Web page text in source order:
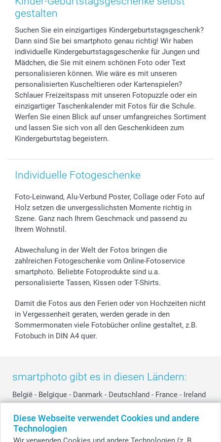
Diese Webseite verwendet Cookies und andere
Technologien
Foto-Kalender & Agenden
Geschenk-Gutscheine (PDF)
Impressum
Partnerprogramme
Investor Relations
B2B smartbusiness
Widerrufsrecht
Vatertag
Hochzeit
Geburtstag
Geburt
Zu allen Anlässen
Lieferfristen
Zahlungsmöglichkeiten
Anmelden /Registrieren
Sitemap
Status der Bestellung
smartfriends
smartgarantie
smartbonus
gestalten
Suchen Sie ein einzigartiges Kindergeburtstagsgeschenk?
Dann sind Sie bei smartphoto genau richtig! Wir haben
individuelle Kindergeburtstagsgeschenke für Jungen und
Mädchen, die Sie mit einem schönen Foto oder Text
personalisieren können. Wie wäre es mit unseren
personalisierten Kuscheltieren oder Kartenspielen?
Schlauer Freizeitspass mit unseren Fotopuzzle oder ein
einzigartiger Taschenkalender mit Fotos für die Schule.
Werfen Sie einen Blick auf unser umfangreiches Sortiment
und lassen Sie sich von all den Geschenkideen zum
Kindergeburtstag begeistern.
Individuelle Fotogeschenke
Foto-Leinwand, Alu-Verbund Poster, Collage oder Foto auf
Holz setzen die unvergesslichsten Momente richtig in
Szene. Ganz nach Ihrem Geschmack und passend zu
Ihrem Wohnstil.
Abwechslung in der Welt der Fotos bringen die
zahlreichen Fotogeschenke vom Online-Fotoservice
smartphoto. Beliebte Fotoprodukte sind u.a.
personalisierte Tassen, Kissen oder T-Shirts.
Damit die Fotos aus den Ferien oder von Hochzeiten nicht
in Vergessenheit geraten, werden gerade in den
Sommermonaten viele Fotobücher online gestaltet, z.B.
Fotobuch in DIN A4 quer.
smartphoto gibt es in diesen Ländern:
België - Belgique - Danmark - Deutschland - France - Ireland
Switzerland - Suomi - Sverige - United Kingdom -
Other Countries